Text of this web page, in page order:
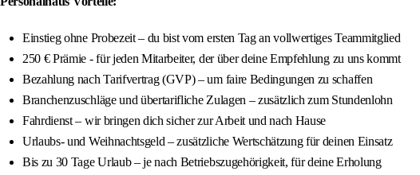
Einstieg ohne Probezeit – du bist vom ersten Tag an vollwertiges Teammitglied
250 € Prämie - für jeden Mitarbeiter, der über deine Empfehlung zu uns kommt
Bezahlung nach Tarifvertrag (GVP) – um faire Bedingungen zu schaffen
Branchenzuschläge und übertarifliche Zulagen – zusätzlich zum Stundenlohn
Fahrdienst – wir bringen dich sicher zur Arbeit und nach Hause
Urlaubs- und Weihnachtsgeld – zusätzliche Wertschätzung für deinen Einsatz
Bis zu 30 Tage Urlaub – je nach Betriebszugehörigkeit, für deine Erholung